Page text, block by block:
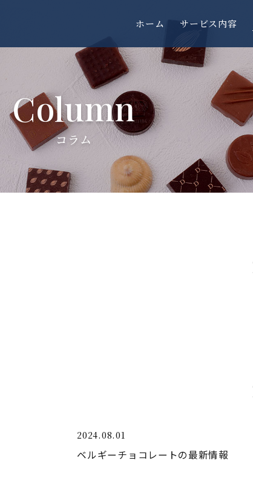
ホーム サービス内容
Column
コラム
2024.08.01
ベルギーチョコレートの最新情報